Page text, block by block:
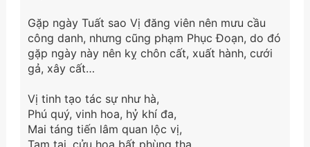
Gặp ngày Tuất sao Vị đăng viên nên mưu cầu
công danh, nhưng cũng phạm Phục Đoạn, do đó
gặp ngày này nên kỵ chôn cất, xuất hành, cưới
gả, xây cất…
Vị tinh tạo tác sự như hà,
Phú quý, vinh hoa, hỷ khí đa,
Mai táng tiến lâm quan lộc vị,
Tam tai, cửu họa bất phùng tha.